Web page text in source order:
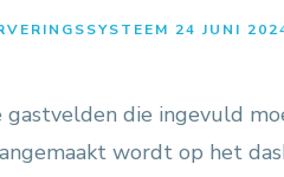
24 JUNI
gastvelden die ingevuld
wordt op het